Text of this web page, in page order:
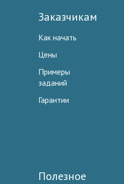
Заказчикам
Как начать
Цены
Примеры
заданий
Гарантии
Полезное